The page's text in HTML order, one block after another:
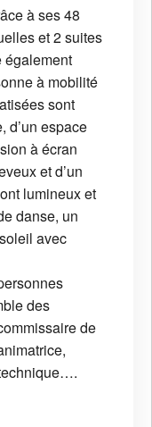
à ses 48
et 2 suites
également
à mobilité
sont
d’un espace
à écran
et d’un
lumineux et
danse, un
avec
des
de